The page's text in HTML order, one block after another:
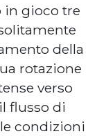
in gioco tre
della
rotazione
verso
flusso di
condizioni